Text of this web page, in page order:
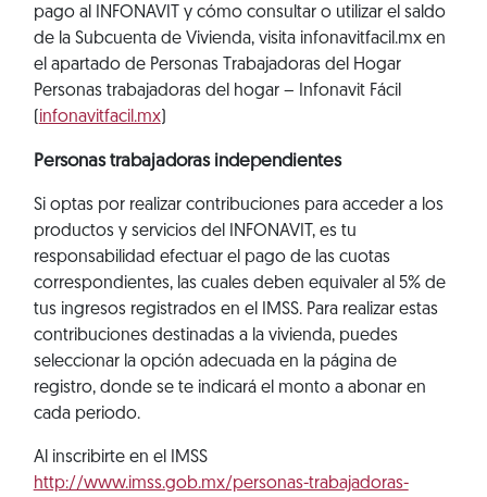
pago al INFONAVIT y cómo consultar o utilizar el saldo
de la Subcuenta de Vivienda, visita infonavitfacil.mx en
el apartado de Personas Trabajadoras del Hogar
Personas trabajadoras del hogar – Infonavit Fácil
infonavitfacil.mx)
Personas trabajadoras independientes
Si optas por realizar contribuciones para acceder a los
productos y servicios del INFONAVIT, es tu
responsabilidad efectuar el pago de las cuotas
correspondientes, las cuales deben equivaler al 5% de
tus ingresos registrados en el IMSS. Para realizar estas
contribuciones destinadas a la vivienda, puedes
seleccionar la opción adecuada en la página de
registro, donde se te indicará el monto a abonar en
cada periodo.
Al inscribirte en el IMSS
http://www.imss.gob.mx/personas-trabajadoras-